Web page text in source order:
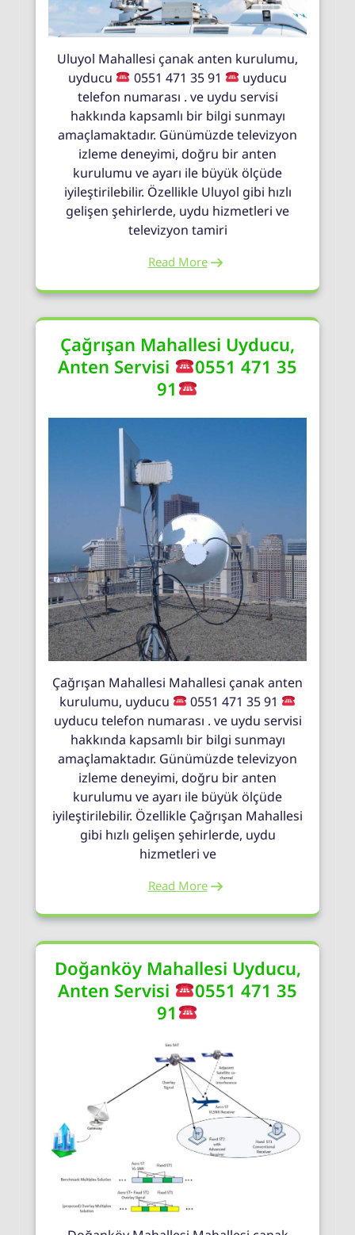
Uluyol Mahallesi çanak anten kurulumu,
uyducu
0551 471 35 91
uyducu
telefon numarası . ve uydu servisi
hakkında kapsamlı bir bilgi sunmayı
amaçlamaktadır. Günümüzde televizyon
izleme deneyimi, doğru bir anten
kurulumu ve ayarı ile büyük ölçüde
iyileştirilebilir. Özellikle Uluyol gibi hızlı
gelişen şehirlerde, uydu hizmetleri ve
televizyon tamiri
Read More
Çağrışan Mahallesi Uyducu,
Anten Servisi
0551 471 35
91
Çağrışan Mahallesi Mahallesi çanak anten
kurulumu, uyducu
0551 471 35 91
uyducu telefon numarası . ve uydu servisi
hakkında kapsamlı bir bilgi sunmayı
amaçlamaktadır. Günümüzde televizyon
izleme deneyimi, doğru bir anten
kurulumu ve ayarı ile büyük ölçüde
iyileştirilebilir. Özellikle Çağrışan Mahallesi
gibi hızlı gelişen şehirlerde, uydu
hizmetleri ve
Read More
Doğanköy Mahallesi Uyducu,
Anten Servisi
0551 471 35
91